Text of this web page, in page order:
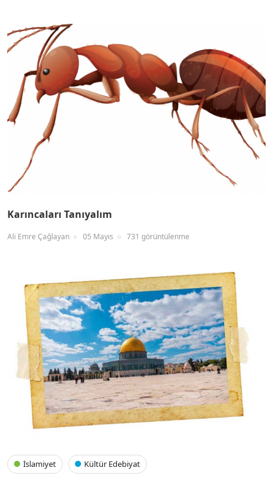
Karıncaları Tanıyalım
Ali Emre Çağlayan 05 Mayıs 731 görüntülenme
İslamiyet Kültür Edebiyat